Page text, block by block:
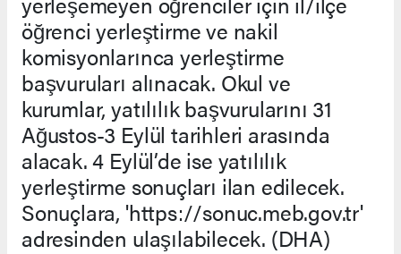
öğrenci yerleştirme ve nakil
komisyonlarınca yerleştirme
başvuruları alınacak. Okul ve
kurumlar, yatılılık başvurularını 31
Ağustos-3 Eylül tarihleri arasında
alacak. 4 Eylül’de ise yatılılık
yerleştirme sonuçları ilan edilecek.
Sonuçlara, 'https://sonuc.meb.gov.tr'
adresinden ulaşılabilecek. (DHA)